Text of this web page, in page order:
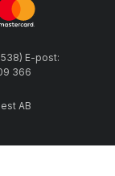
E-post:
366
AB